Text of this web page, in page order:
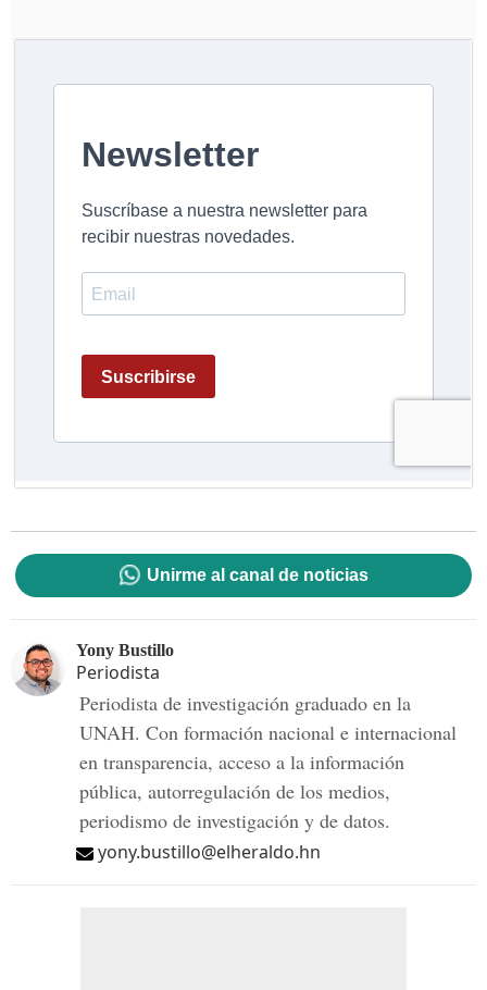
Unirme al canal de noticias
Yony Bustillo
Periodista
Periodista de investigación graduado en la
UNAH. Con formación nacional e internacional
en transparencia, acceso a la información
pública, autorregulación de los medios,
periodismo de investigación y de datos.
yony.bustillo@elheraldo.hn